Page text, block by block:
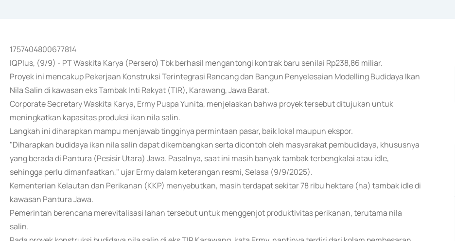
1757404800677814
IQPlus, (9/9) - PT Waskita Karya (Persero) Tbk berhasil mengantongi kontrak baru senilai Rp238,86 miliar.
Proyek ini mencakup Pekerjaan Konstruksi Terintegrasi Rancang dan Bangun Penyelesaian Modelling Budidaya Ikan
Nila Salin di kawasan eks Tambak Inti Rakyat (TIR), Karawang, Jawa Barat.
Corporate Secretary Waskita Karya, Ermy Puspa Yunita, menjelaskan bahwa proyek tersebut ditujukan untuk
meningkatkan kapasitas produksi ikan nila salin.
Langkah ini diharapkan mampu menjawab tingginya permintaan pasar, baik lokal maupun ekspor.
"Diharapkan budidaya ikan nila salin dapat dikembangkan serta dicontoh oleh masyarakat pembudidaya, khususnya
yang berada di Pantura (Pesisir Utara) Jawa. Pasalnya, saat ini masih banyak tambak terbengkalai atau idle,
sehingga perlu dimanfaatkan," ujar Ermy dalam keterangan resmi, Selasa (9/9/2025).
Kementerian Kelautan dan Perikanan (KKP) menyebutkan, masih terdapat sekitar 78 ribu hektare (ha) tambak idle di
kawasan Pantura Jawa.
Pemerintah berencana merevitalisasi lahan tersebut untuk menggenjot produktivitas perikanan, terutama nila
salin.